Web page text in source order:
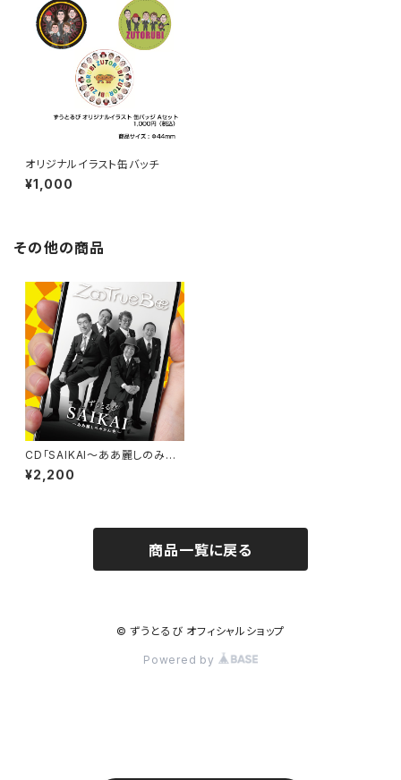
オリジナルイラスト缶バッチ
¥1,000
その他の商品
CD「SAIKAI〜ああ麗しのみか
ん色〜」
¥2,200
商品一覧に戻る
© ずうとるび オフィシャルショップ
Powered by